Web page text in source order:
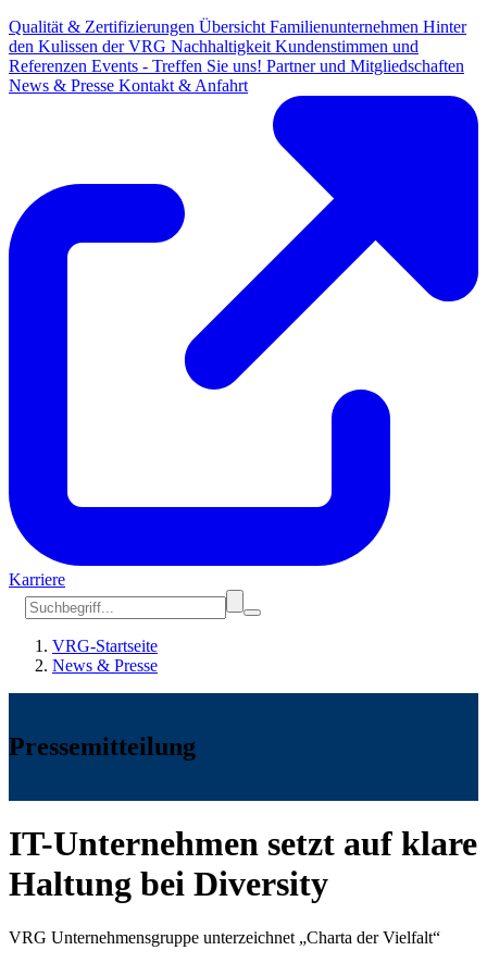
Qualität & Zertifizierungen Übersicht Familienunternehmen Hinter
den Kulissen der VRG Nachhaltigkeit Kundenstimmen und
Referenzen Events - Treffen Sie uns! Partner und Mitgliedschaften
News & Presse Kontakt & Anfahrt
Karriere
VRG-Startseite
News & Presse
Pressemitteilung
IT-Unternehmen setzt auf klare
Haltung bei Diversity
VRG Unternehmensgruppe unterzeichnet „Charta der Vielfalt“